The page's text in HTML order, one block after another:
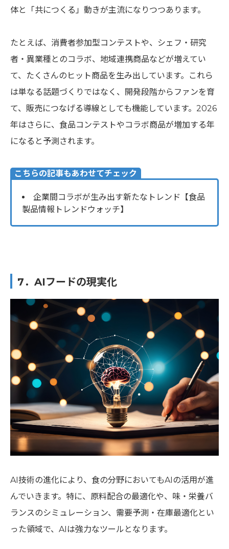
体と「共につくる」動きが主流になりつつあります。
たとえば、消費者参加型コンテストや、シェフ・研究
者・異業種とのコラボ、地域連携商品などが増えてい
て、たくさんのヒット商品を生み出しています。これら
は単なる話題づくりではなく、開発段階からファンを育
て、販売につなげる導線としても機能しています。2026
年はさらに、食品コンテストやコラボ商品が増加する年
になると予測されます。
こちらの記事もあわせてチェック
企業間コラボが生み出す新たなトレンド【食品
製品情報トレンドウォッチ】
7．AIフードの現実化
AI技術の進化により、食の分野においてもAIの活用が進
んでいきます。特に、原料配合の最適化や、味・栄養バ
ランスのシミュレーション、需要予測・在庫最適化とい
った領域で、AIは強力なツールとなります。